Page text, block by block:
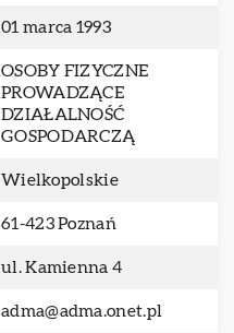
01 marca 1993
OSOBY FIZYCZNE
PROWADZĄCE
DZIAŁALNOŚĆ
GOSPODARCZĄ
Wielkopolskie
61-423 Poznań
ul. Kamienna 4
adma@adma.onet.pl